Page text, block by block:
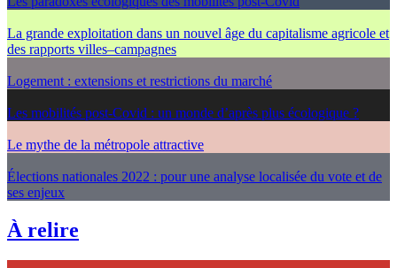
La grande exploitation dans un nouvel âge du capitalisme agricole et
des rapports villes–campagnes
Logement : extensions et restrictions du marché
Les mobilités post-Covid : un monde d’après plus écologique ?
Le mythe de la métropole attractive
Élections nationales 2022 : pour une analyse localisée du vote et de
ses enjeux
À relire